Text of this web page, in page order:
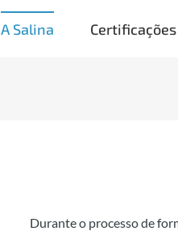
A Salina Certificações
Durante o processo de